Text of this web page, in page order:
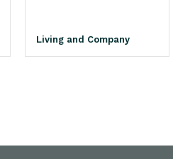
Living and Company